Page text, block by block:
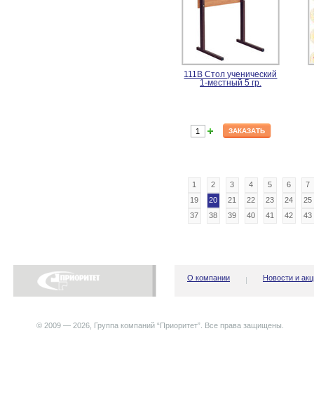
111В Стол ученический
1-местный 5 гр.
ЗАКАЗАТЬ
1 2 3 4 5 6
7
19
20 21 22 23 24
25
37
38 39 40 41 42 43
О компании Новости и
© 2009 — 2026, Группа компаний “Приоритет”. Все права защищены.